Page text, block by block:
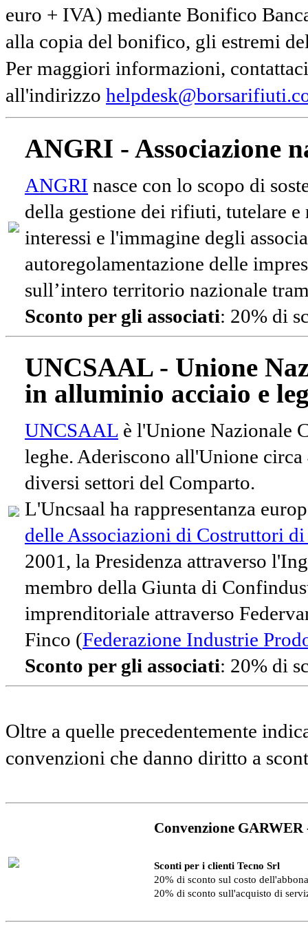
euro + IVA) mediante Bonifico
alla copia del bonifico, gli estremi
Per maggiori informazioni,
all'indirizzo
ANGRI - Associazione
ANGRI nasce con lo scopo di
della gestione dei rifiuti, tutelare e
interessi e l'immagine degli
autoregolamentazione delle
sull’intero territorio nazionale
Sconto per gli associati: 20% di
UNCSAAL - Unione
in alluminio acciaio e
UNCSAAL è l'Unione Nazionale
leghe. Aderiscono all'Unione
diversi settori del Comparto.
L'Uncsaal ha rappresentanza
delle Associazioni di Costruttori
2001, la Presidenza attraverso
membro della Giunta di
imprenditoriale attraverso
Finco (Federazione Industrie
Sconto per gli associati: 20% di
Oltre a quelle precedentemente
convenzioni che danno diritto a
Convenzione
Sconti per i clienti Tecno Srl
20% di sconto sul costo
20% di sconto sull'acquisto di